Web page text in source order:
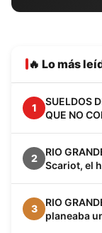
🔥 Lo más
1
SUELDOS
QUE NO
2
RIO
Scariot, el
3
RIO
planeaba